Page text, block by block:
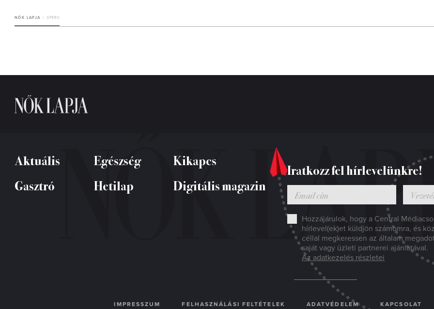
NŐK LAPJA 3 PERC
Aktuális Egészség
Kikapcs
Gasztró
Hetilap Digitális magazin
Iratkozz fel hírlevelünkre!
Hozzájárulok, hogy a Central
hírlevel(ek)et küldjön számomra, és
céllal megkeressen az általam
saját vagy üzleti partnerei ajánlatával.
Az adatkezelés részletei
IMPRESSZUM FELHASZNÁLÁSI FELTÉTELEK ADATVÉDELEM KAPCSOLAT